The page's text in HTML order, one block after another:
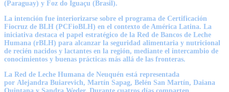
(Paraguay) y Foz do Iguaçu (Brasil).
La intención fue interiorizarse sobre el programa de Certificación
Fiocruz de BLH (PCFioBLH) en el contexto de América Latina. La
iniciativa destaca el papel estratégico de la Red de Bancos de Leche
Humana (rBLH) para alcanzar la seguridad alimentaria y nutricional
de recién nacidos y lactantes en la región, mediante el intercambio de
conocimientos y buenas prácticas más allá de las fronteras.
La Red de Leche Humana de Neuquén está representada
por Alejandra Buiarevich, Martín Sapag, Belén San Martín, Daiana